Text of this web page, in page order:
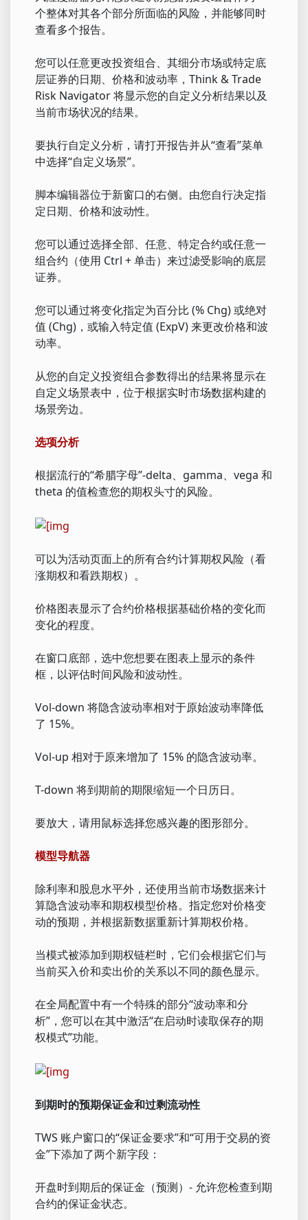
个整体对其各个部分所面临的风险，并能够同时
查看多个报告。
您可以任意更改投资组合、其细分市场或特定底
层证券的日期、价格和波动率，Think & Trade
Risk Navigator 将显示您的自定义分析结果以及
当前市场状况的结果。
要执行自定义分析，请打开报告并从“查看”菜单
中选择“自定义场景”。
脚本编辑器位于新窗口的右侧。由您自行决定指
定日期、价格和波动性。
您可以通过选择全部、任意、特定合约或任意一
组合约（使用 Ctrl + 单击）来过滤受影响的底层
证券。
您可以通过将变化指定为百分比 (% Chg) 或绝对
值 (Chg)，或输入特定值 (ExpV) 来更改价格和波
动率。
从您的自定义投资组合参数得出的结果将显示在
自定义场景表中，位于根据实时市场数据构建的
场景旁边。
选项分析
根据流行的“希腊字母”-delta、gamma、vega 和
theta 的值检查您的期权头寸的风险。
可以为活动页面上的所有合约计算期权风险（看
涨期权和看跌期权）。
价格图表显示了合约价格根据基础价格的变化而
变化的程度。
在窗口底部，选中您想要在图表上显示的条件
框，以评估时间风险和波动性。
Vol-down 将隐含波动率相对于原始波动率降低
了 15%。
Vol-up 相对于原来增加了 15% 的隐含波动率。
T-down 将到期前的期限缩短一个日历日。
要放大，请用鼠标选择您感兴趣的图形部分。
模型导航器
除利率和股息水平外，还使用当前市场数据来计
算隐含波动率和期权模型价格。指定您对价格变
动的预期，并根据新数据重新计算期权价格。
当模式被添加到期权链栏时，它们会根据它们与
当前买入价和卖出价的关系以不同的颜色显示。
在全局配置中有一个特殊的部分“波动率和分
析”，您可以在其中激活“在启动时读取保存的期
权模式”功能。
到期时的预期保证金和过剩流动性
TWS 账户窗口的“保证金要求”和“可用于交易的资
金”下添加了两个新字段：
开盘时到期后的保证金（预测）- 允许您检查到期
合约的保证金状态。